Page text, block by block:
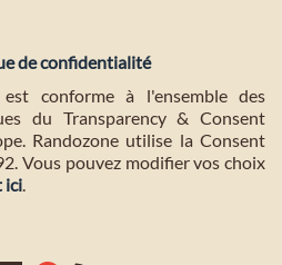
de confidentialité
conforme à l'ensemble des
du Transparency & Consent
Randozone utilise la Consent
Vous pouvez modifier vos choix
ici